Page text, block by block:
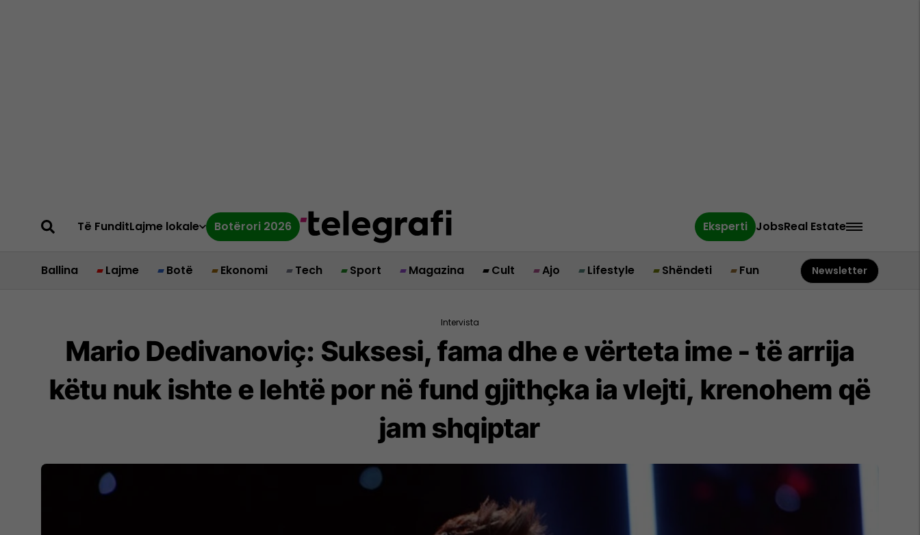
Të FunditLajme lokale Botërori 2026 Eksperti JobsReal Estate
Ballina Lajme Botë Ekonomi Tech Sport Magazina Cult Ajo Lifestyle Shëndeti Fun Newsletter
Intervista
Mario Dedivanoviç: Suksesi, fama dhe e vërteta ime - të arrija
këtu nuk ishte e lehtë por në fund gjithçka ia vlejti, krenohem që
jam shqiptar